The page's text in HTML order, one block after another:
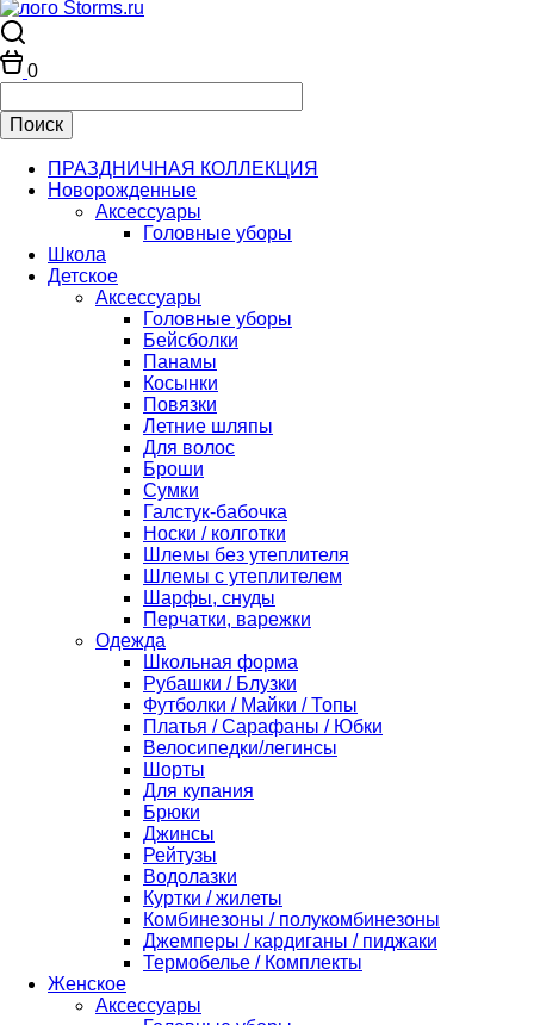
0
ПРАЗДНИЧНАЯ КОЛЛЕКЦИЯ
Новорожденные
Аксессуары
Головные уборы
Школа
Детское
Аксессуары
Головные уборы
Бейсболки
Панамы
Косынки
Повязки
Летние шляпы
Для волос
Броши
Сумки
Галстук-бабочка
Носки / колготки
Шлемы без утеплителя
Шлемы с утеплителем
Шарфы, снуды
Перчатки, варежки
Одежда
Школьная форма
Рубашки / Блузки
Футболки / Майки / Топы
Платья / Сарафаны / Юбки
Велосипедки/легинсы
Шорты
Для купания
Брюки
Джинсы
Рейтузы
Водолазки
Куртки / жилеты
Комбинезоны / полукомбинезоны
Джемперы / кардиганы / пиджаки
Термобелье / Комплекты
Женское
Аксессуары